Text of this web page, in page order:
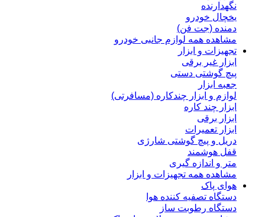
نگهدارنده
یخچال خودرو
دمنده (جت فن)
مشاهده همه لوازم جانبی خودرو
تجهیزات و ابزار
ابزار غیر برقی
پیچ گوشتی دستی
جعبه ابزار
لوازم و ابزار چندکاره (مسافرتی)
ابزار چند کاره
ابزار برقی
ابزار تعمیرات
دریل و پیچ گوشتی شارژی
قفل هوشمند
متر و اندازه گیری
مشاهده همه تجهیزات و ابزار
هوای پاک
دستگاه تصفیه کننده هوا
دستگاه رطوبت ساز